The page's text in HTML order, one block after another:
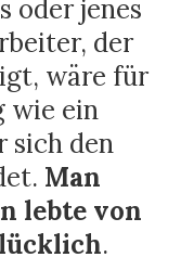
oder jenes
der
wäre für
wie ein
sich den
Man
lebte von
.